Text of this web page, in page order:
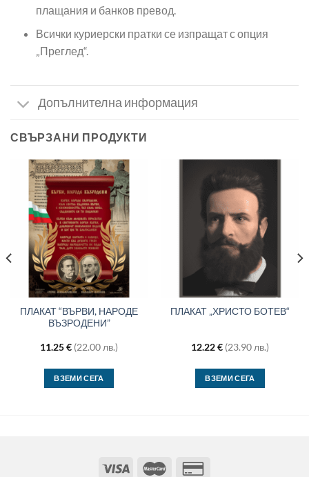
плащания и банков превод.
Всички куриерски пратки се изпращат с опция
„Преглед“.
Допълнителна информация
СВЪРЗАНИ ПРОДУКТИ
ПЛАКАТ “ВЪРВИ, НАРОДЕ
ВЪЗРОДЕНИ”
11.25€ (22.00 лв.)
ВЗЕМИ СЕГА
ПЛАКАТ „ХРИСТО БОТЕВ“
12.22€ (23.90 лв.)
ВЗЕМИ СЕГА